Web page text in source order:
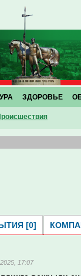
ЗДОРОВЬЕ
[0]
17:07